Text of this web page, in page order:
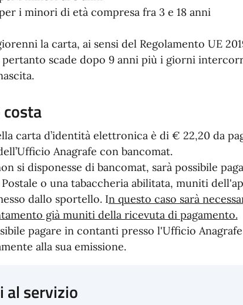
i minori di età compresa fra 3 e 18 anni
la carta, ai sensi del Regolamento UE
pertanto scade dopo 9 anni più i giorni
carta d’identità elettronica è di € 22,20 da
Anagrafe con bancomat.
si disponesse di bancomat, sarà possibile
o una tabaccheria abilitata, muniti
dallo sportello. In questo caso sarà
già muniti della ricevuta di pagamento.
pagare in contanti presso l'Ufficio
alla sua emissione.
al servizio